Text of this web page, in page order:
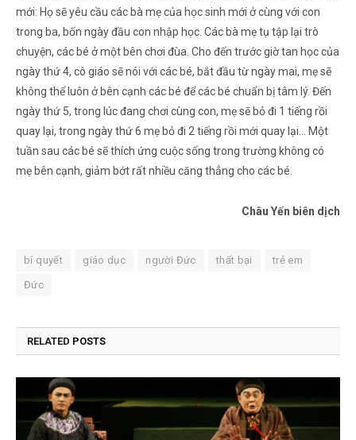
mới: Họ sẽ yêu cầu các bà mẹ của học sinh mới ở cùng với con
trong ba, bốn ngày đầu con nhập học. Các bà mẹ tụ tập lại trò
chuyện, các bé ở một bên chơi đùa. Cho đến trước giờ tan học của
ngày thứ 4, cô giáo sẽ nói với các bé, bắt đầu từ ngày mai, mẹ sẽ
không thể luôn ở bên cạnh các bé để các bé chuẩn bị tâm lý. Đến
ngày thứ 5, trong lúc đang chơi cùng con, mẹ sẽ bỏ đi 1 tiếng rồi
quay lại, trong ngày thứ 6 mẹ bỏ đi 2 tiếng rồi mới quay lại… Một
tuần sau các bé sẽ thích ứng cuộc sống trong trường không có
mẹ bên cạnh, giảm bớt rất nhiều căng thẳng cho các bé.
Châu Yến biên dịch
bí quyết giáo dục người Đức thất bại trẻ em
Đức
RELATED POSTS